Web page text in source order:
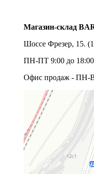
Магазин-склад
Шоссе Фрезер, 15.
ПН-ПТ 9:00 до 18:00
Офис продаж - ПН-